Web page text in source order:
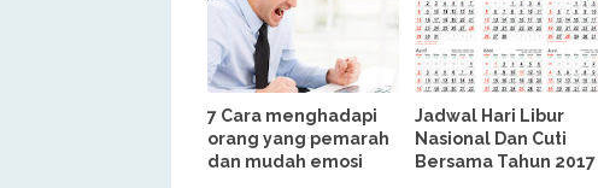
7 Cara menghadapi
orang yang pemarah
dan mudah emosi
Jadwal Hari Libur
Nasional Dan Cuti
Bersama Tahun 2017